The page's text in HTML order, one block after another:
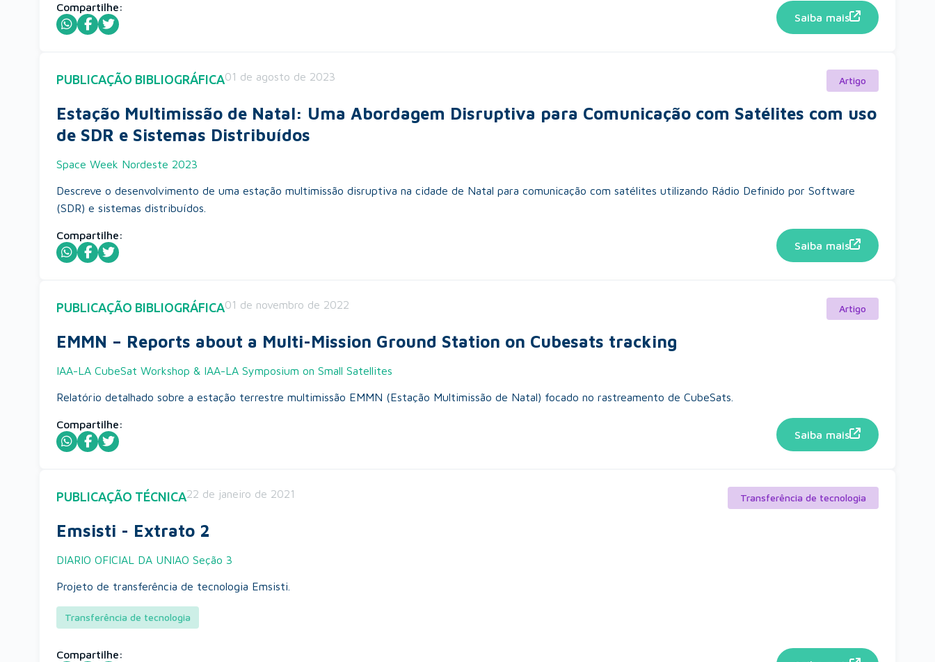
Compartilhe:
Saiba mais
PUBLICAÇÃO BIBLIOGRÁFICA01 de agosto de 2023 Artigo
Estação Multimissão de Natal: Uma Abordagem Disruptiva para Comunicação com Satélites com uso
de SDR e Sistemas Distribuídos
Space Week Nordeste 2023
Descreve o desenvolvimento de uma estação multimissão disruptiva na cidade de Natal para comunicação com satélites utilizando Rádio Definido por Software
(SDR) e sistemas distribuídos.
Compartilhe:
Saiba mais
PUBLICAÇÃO BIBLIOGRÁFICA01 de novembro de 2022 Artigo
EMMN – Reports about a Multi-Mission Ground Station on Cubesats tracking
IAA-LA CubeSat Workshop & IAA-LA Symposium on Small Satellites
Relatório detalhado sobre a estação terrestre multimissão EMMN (Estação Multimissão de Natal) focado no rastreamento de CubeSats.
Compartilhe:
Saiba mais
PUBLICAÇÃO TÉCNICA22 de janeiro de 2021 Transferência de tecnologia
Emsisti - Extrato 2
DIARIO OFICIAL DA UNIAO Seção 3
Projeto de transferência de tecnologia Emsisti.
Transferência de tecnologia
Compartilhe: